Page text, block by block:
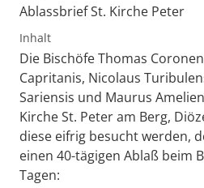
Ablassbrief St. Kirche Peter
Inhalt
Die Bischöfe Thomas
Capritanis, Nicolaus
Sariensis und Maurus
Kirche St. Peter am Berg,
diese eifrig besucht werden,
einen 40-tägigen Ablaß beim
Tagen: